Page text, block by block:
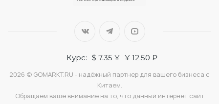
Курс: $ 7.35 ¥ ¥ 12.50 ₽
2026 © GOMARKT.RU - надёжный партнер для вашего бизнеса с
Китаем.
Обращаем ваше внимание на то, что данный интернет сайт